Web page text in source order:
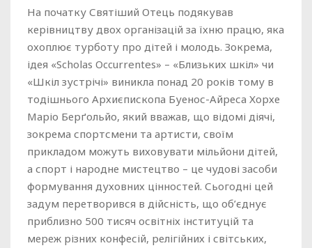
На початку Святіший Отець подякував
керівництву двох організацій за їхню працю, яка
охоплює турботу про дітей і молодь. Зокрема,
ідея «Scholas Occurrentes» – «Близьких шкіл» чи
«Шкіл зустрічі» виникла понад 20 років тому в
тодішнього Архиєпископа Буенос-Айреса Хорхе
Маріо Берґольйо, який вважав, що відомі діячі,
зокрема спортсмени та артисти, своїм
прикладом можуть виховувати мільйони дітей,
а спорт і народне мистецтво – це чудові засоби
формування духовних цінностей. Сьогодні цей
задум перетворився в дійсність, що об’єднує
приблизно 500 тисяч освітніх інституцій та
мереж різних конфесій, релігійних і світських,